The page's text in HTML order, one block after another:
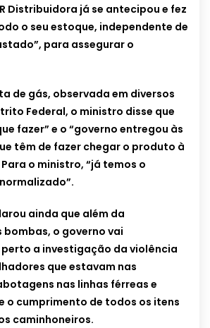
Distribuidora já se antecipou e fez
o seu estoque, independente de
para assegurar o
de gás, observada em diversos
Federal, o ministro disse que
fazer” e o “governo entregou às
têm de fazer chegar o produto à
o ministro, “já temos o
ainda que além da
o governo vai
a investigação da violência
que estavam nas
nas linhas férreas e
o cumprimento de todos os itens
caminhoneiros.